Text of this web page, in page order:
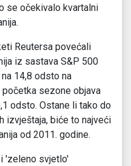
se očekivalo kvartalni
Reutersa povećali
iz sastava S&P 500
14,8 odsto na
sezone objava
odsto. Ostane li tako do
izvještaja, biće to najveći
od 2011. godine.
svjetlo′